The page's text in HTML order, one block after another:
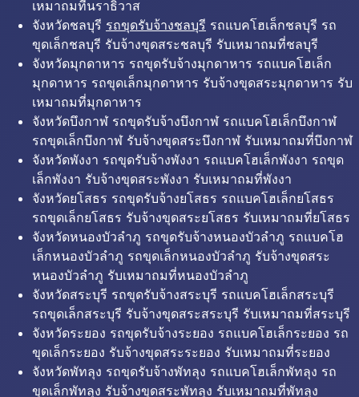
เหมาถมที่นราธิวาส
จังหวัดชลบุรี รถขุดรับจ้างชลบุรี รถแบคโฮเล็กชลบุรี รถ
ขุดเล็กชลบุรี รับจ้างขุดสระชลบุรี รับเหมาถมที่ชลบุรี
จังหวัดมุกดาหาร รถขุดรับจ้างมุกดาหาร รถแบคโฮเล็ก
มุกดาหาร รถขุดเล็กมุกดาหาร รับจ้างขุดสระมุกดาหาร รับ
เหมาถมที่มุกดาหาร
จังหวัดบึงกาฬ รถขุดรับจ้างบึงกาฬ รถแบคโฮเล็กบึงกาฬ
รถขุดเล็กบึงกาฬ รับจ้างขุดสระบึงกาฬ รับเหมาถมที่บึงกาฬ
จังหวัดพังงา รถขุดรับจ้างพังงา รถแบคโฮเล็กพังงา รถขุด
เล็กพังงา รับจ้างขุดสระพังงา รับเหมาถมที่พังงา
จังหวัดยโสธร รถขุดรับจ้างยโสธร รถแบคโฮเล็กยโสธร
รถขุดเล็กยโสธร รับจ้างขุดสระยโสธร รับเหมาถมที่ยโสธร
จังหวัดหนองบัวลำภู รถขุดรับจ้างหนองบัวลำภู รถแบคโฮ
เล็กหนองบัวลำภู รถขุดเล็กหนองบัวลำภู รับจ้างขุดสระ
หนองบัวลำภู รับเหมาถมที่หนองบัวลำภู
จังหวัดสระบุรี รถขุดรับจ้างสระบุรี รถแบคโฮเล็กสระบุรี
รถขุดเล็กสระบุรี รับจ้างขุดสระสระบุรี รับเหมาถมที่สระบุรี
จังหวัดระยอง รถขุดรับจ้างระยอง รถแบคโฮเล็กระยอง รถ
ขุดเล็กระยอง รับจ้างขุดสระระยอง รับเหมาถมที่ระยอง
จังหวัดพัทลุง รถขุดรับจ้างพัทลุง รถแบคโฮเล็กพัทลุง รถ
ขุดเล็กพัทลุง รับจ้างขุดสระพัทลุง รับเหมาถมที่พัทลุง